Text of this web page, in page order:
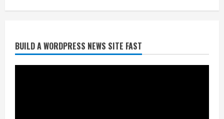
BUILD A WORDPRESS NEWS SITE FAST
July 24, 2026
निर्धारित मानक व नियम का बारीकी से किया
जाएगा परीक्षण, तब कार्रवाई